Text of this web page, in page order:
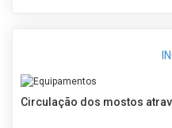
Circulação dos mostos